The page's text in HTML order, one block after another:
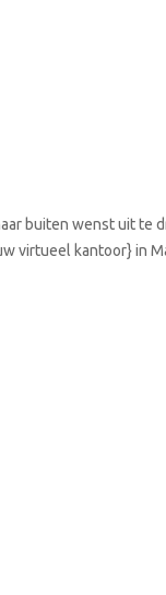
buiten wenst uit te
virtueel kantoor} in